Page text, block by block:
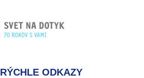
RÝCHLE ODKAZY